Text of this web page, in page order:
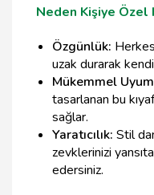
Neden Kişiye Özel
Özgünlük:
uzak durarak kendi
Mükemmel
tasarlanan bu
sağlar.
Yaratıcılık: Stil
zevklerinizi
edersiniz.